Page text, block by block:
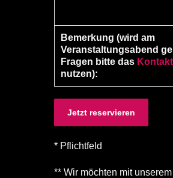
Bemerkung (wird am
Veranstaltungsabend
Fragen bitte das
nutzen):
* Pflichtfeld
** Wir möchten mit